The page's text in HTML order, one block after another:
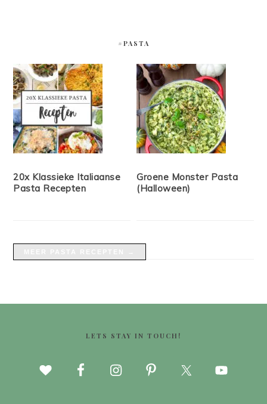
#PASTA
20x Klassieke Italiaanse
Pasta Recepten
Groene Monster Pasta
(Halloween)
LETS STAY IN TOUCH!